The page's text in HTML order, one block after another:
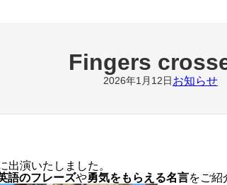
Fingers
2026年1月12日お知らせ
演いたしました。
語のフレーズや勇気をもらえる名言をご紹